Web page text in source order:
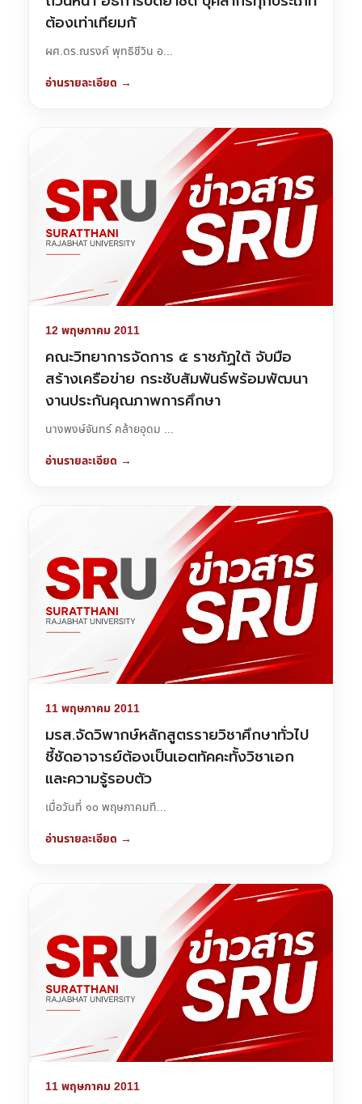
ต้องเท่าเทียมกั
ผศ.ดร.ณรงค์ พุทธิชีวิน อ...
อ่านรายละเอียด →
12 พฤษภาคม 2011
คณะวิทยาการจัดการ ๕ ราชภัฏใต้ จับมือ
สร้างเครือข่าย กระชับสัมพันธ์พร้อมพัฒนา
งานประกันคุณภาพการศึกษา
นางพงษ์จันทร์ คล้ายอุดม ...
อ่านรายละเอียด →
11 พฤษภาคม 2011
มรส.จัดวิพากษ์หลักสูตรรายวิชาศึกษาทั่วไป
ชี้ชัดอาจารย์ต้องเป็นเอตทัคคะทั้งวิชาเอก
และความรู้รอบตัว
เมื่อวันที่ ๑๐ พฤษภาคมที...
อ่านรายละเอียด →
11 พฤษภาคม 2011